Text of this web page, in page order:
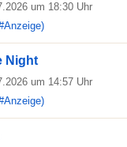
um 18:30 Uhr
Night
um 14:57 Uhr